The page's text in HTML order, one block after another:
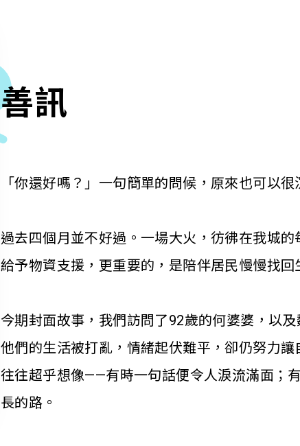
善訊
「你還好嗎？」一句簡單的問候，原來也可以很
過去四個月並不好過。一場大火，彷彿在我城
給予物資支援，更重要的，是陪伴居民慢慢找
今期封面故事，我們訪問了92歲的何婆婆，以
他們的生活被打亂，情緒起伏難平，卻仍努力
往往超乎想像——有時一句話便令人淚流滿面；
長的路。